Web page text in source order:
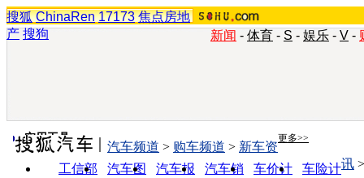
搜狐 ChinaRen 17173 焦点房地
产 搜狗 新闻 - 体育 - S - 娱乐 - V -
实用工具 更多>>
工信部
汽车图
汽车报
汽车销
车价计
车险计
汽车频道 > 购车频道 > 新车资
讯